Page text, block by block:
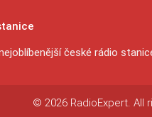
české rádio
© 2026 RadioExpert. All